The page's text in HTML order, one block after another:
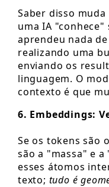
Saber disso
uma IA
aprendeu nada
realizando uma
enviando os
linguagem. O
contexto é que
6. Embeddings:
Se os tokens são
são a "massa" e
esses átomos
texto; tudo é